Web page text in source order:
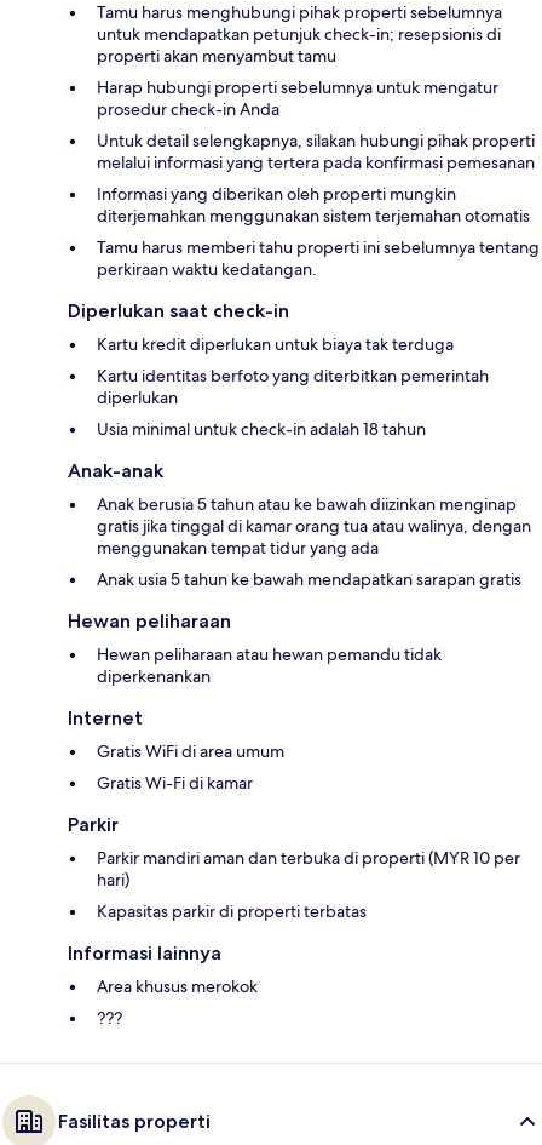
Tamu harus menghubungi pihak properti sebelumnya
untuk mendapatkan petunjuk check-in; resepsionis di
properti akan menyambut tamu
Harap hubungi properti sebelumnya untuk mengatur
prosedur check-in Anda
Untuk detail selengkapnya, silakan hubungi pihak properti
melalui informasi yang tertera pada konfirmasi pemesanan
Informasi yang diberikan oleh properti mungkin
diterjemahkan menggunakan sistem terjemahan otomatis
Tamu harus memberi tahu properti ini sebelumnya tentang
perkiraan waktu kedatangan.
Diperlukan saat check-in
Kartu kredit diperlukan untuk biaya tak terduga
Kartu identitas berfoto yang diterbitkan pemerintah
diperlukan
Usia minimal untuk check-in adalah 18 tahun
Anak-anak
Anak berusia 5 tahun atau ke bawah diizinkan menginap
gratis jika tinggal di kamar orang tua atau walinya, dengan
menggunakan tempat tidur yang ada
Anak usia 5 tahun ke bawah mendapatkan sarapan gratis
Hewan peliharaan
Hewan peliharaan atau hewan pemandu tidak
diperkenankan
Internet
Gratis WiFi di area umum
Gratis Wi-Fi di kamar
Parkir
Parkir mandiri aman dan terbuka di properti (MYR 10 per
hari)
Kapasitas parkir di properti terbatas
Informasi lainnya
Area khusus merokok
???
Fasilitas properti